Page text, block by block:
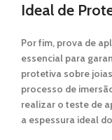
Ideal de
Por fim, prova de
essencial para
protetiva sobre
processo de
realizar o teste de
a espessura ideal